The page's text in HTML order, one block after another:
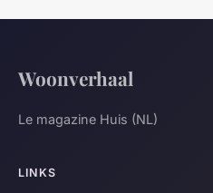
Woonverhaal
Le magazine Huis (NL)
LINKS